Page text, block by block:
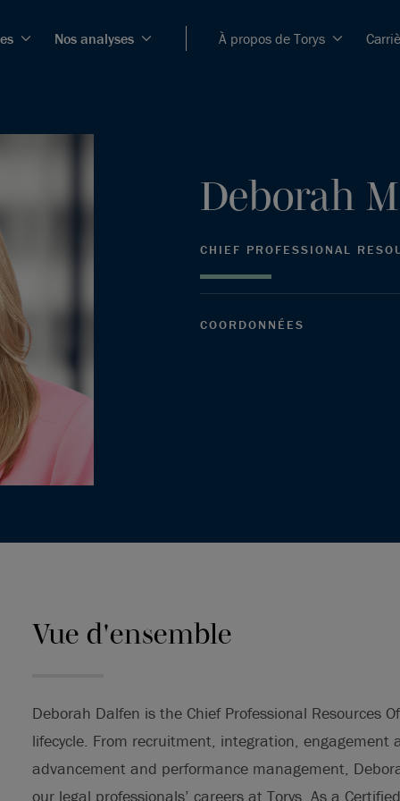
Nos analyses À propos de Torys
Deborah
CHIEF PROFESSIONAL
COORDONNÉES
Vue d'ensemble
Deborah Dalfen is the Chief Professional Resources
lifecycle. From recruitment, integration,
advancement and performance management,
our legal professionals’ careers at Torys. As a